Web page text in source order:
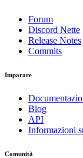
Forum
Discord Nette
Release Notes
Commits
Imparare
Blog
API
Informazioni
Comunità